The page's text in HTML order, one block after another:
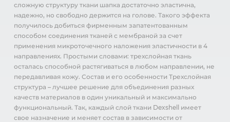
сложную структуру ткани шапка достаточно эластична,
надежно, но свободно держится на голове. Такого эффекта
получилось добиться фирменным запатентованным
способом соединения тканей с мембраной за счет
применения микроточечного наложения эластичности в 4
направлениях. Простыми словами: трехслойная ткань
осталась способной растягиваться в любом направлении, не
передавливая кожу. Состав и его особенности Трехслойная
структура – лучшее решение для объединения разных
качеств материалов в один уникальный и максимально
функциональный. Так, каждый слой ткани Dexshell имеет
свое назначение и меняет состав в зависимости от